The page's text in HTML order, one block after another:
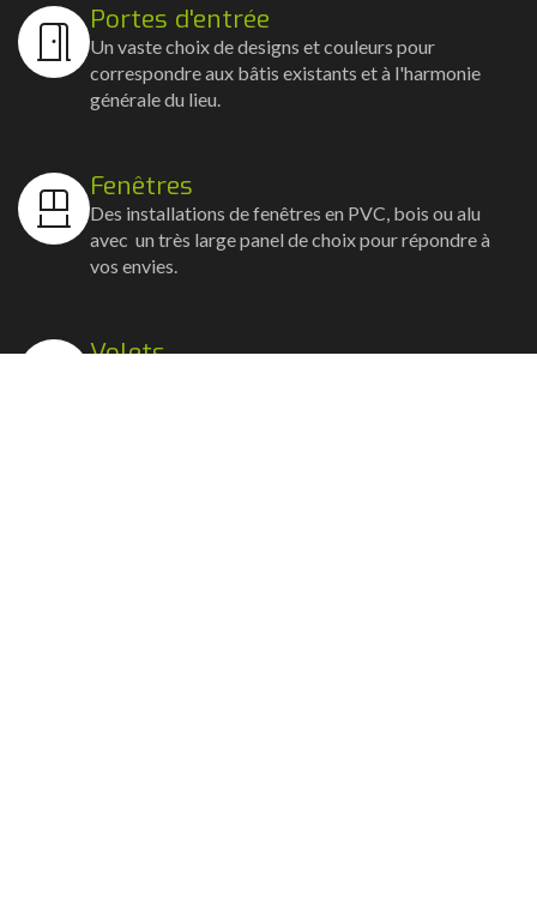
Portes d'entrée
Un vaste choix de designs et couleurs pour
correspondre aux bâtis existants et à l'harmonie
générale du lieu.
Fenêtres
Des installations de fenêtres en PVC, bois ou alu
avec un très large panel de choix pour répondre à
vos envies.
Volets